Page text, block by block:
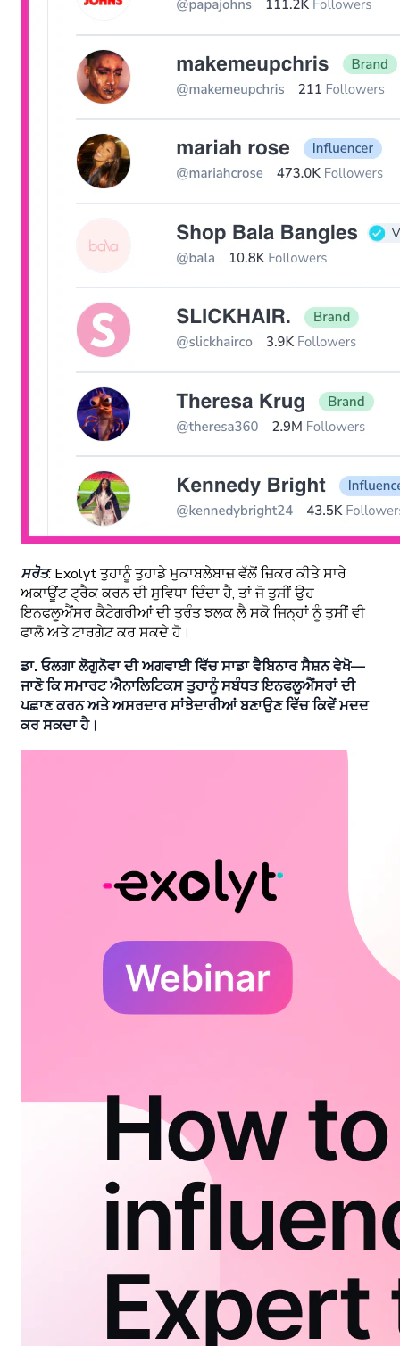
ਸਰੋਤ: Exolyt ਤੁਹਾਨੂੰ ਤੁਹਾਡੇ ਮੁਕਾਬਲੇਬਾਜ਼ ਵੱਲੋਂ ਜ਼ਿਕਰ ਕੀਤੇ ਸਾਰੇ
ਅਕਾਊਂਟ ਟ੍ਰੈਕ ਕਰਨ ਦੀ ਸੁਵਿਧਾ ਦਿੰਦਾ ਹੈ, ਤਾਂ ਜੋ ਤੁਸੀਂ ਉਹ
ਇਨਫਲੂਐਂਸਰ ਕੈਟੇਗਰੀਆਂ ਦੀ ਤੁਰੰਤ ਝਲਕ ਲੈ ਸਕੋ ਜਿਨ੍ਹਾਂ ਨੂੰ ਤੁਸੀਂ ਵੀ
ਫਾਲੋ ਅਤੇ ਟਾਰਗੇਟ ਕਰ ਸਕਦੇ ਹੋ।
ਡਾ. ਓਲਗਾ ਲੋਗੁਨੋਵਾ ਦੀ ਅਗਵਾਈ ਵਿੱਚ ਸਾਡਾ ਵੈਬਿਨਾਰ ਸੈਸ਼ਨ ਵੇਖੋ—
ਜਾਣੋ ਕਿ ਸਮਾਰਟ ਐਨਾਲਿਟਿਕਸ ਤੁਹਾਨੂੰ ਸਬੰਧਤ ਇਨਫਲੂਐਂਸਰਾਂ ਦੀ
ਪਛਾਣ ਕਰਨ ਅਤੇ ਅਸਰਦਾਰ ਸਾਂਝੇਦਾਰੀਆਂ ਬਣਾਉਣ ਵਿੱਚ ਕਿਵੇਂ ਮਦਦ
ਕਰ ਸਕਦਾ ਹੈ।